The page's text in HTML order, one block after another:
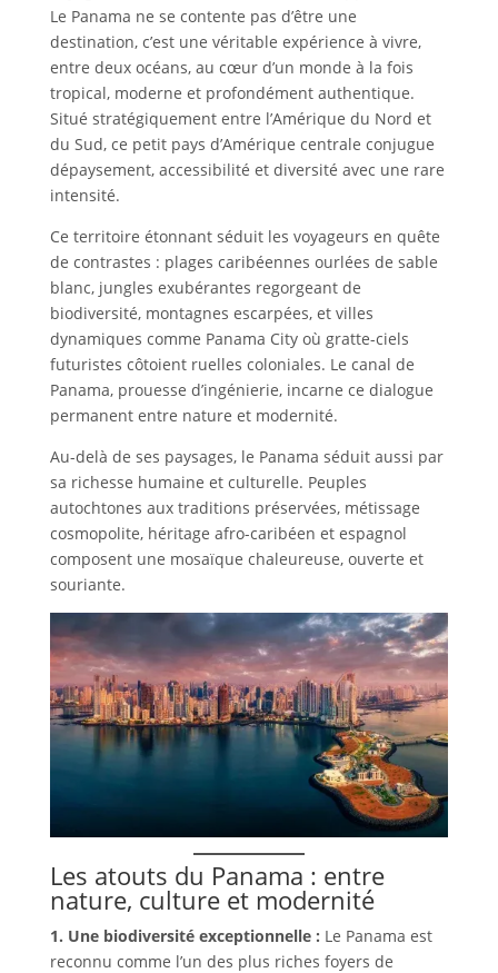
Le Panama ne se contente pas d’être une
destination, c’est une véritable expérience à vivre,
entre deux océans, au cœur d’un monde à la fois
tropical, moderne et profondément authentique.
Situé stratégiquement entre l’Amérique du Nord et
du Sud, ce petit pays d’Amérique centrale conjugue
dépaysement, accessibilité et diversité avec une rare
intensité.
Ce territoire étonnant séduit les voyageurs en quête
de contrastes : plages caribéennes ourlées de sable
blanc, jungles exubérantes regorgeant de
biodiversité, montagnes escarpées, et villes
dynamiques comme Panama City où gratte-ciels
futuristes côtoient ruelles coloniales. Le canal de
Panama, prouesse d’ingénierie, incarne ce dialogue
permanent entre nature et modernité.
Au-delà de ses paysages, le Panama séduit aussi par
sa richesse humaine et culturelle. Peuples
autochtones aux traditions préservées, métissage
cosmopolite, héritage afro-caribéen et espagnol
composent une mosaïque chaleureuse, ouverte et
souriante.
Les atouts du Panama : entre
nature, culture et modernité
1. Une biodiversité exceptionnelle : Le Panama est
reconnu comme l’un des plus riches foyers de